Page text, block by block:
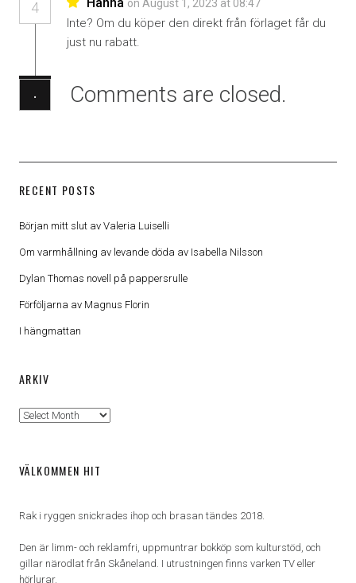
4 on August 1, 2023 at 08:47
Inte? Om du köper den direkt från förlaget får du
just nu rabatt.
· Comments are closed.
RECENT POSTS
Början mitt slut av Valeria Luiselli
Om varmhållning av levande döda av Isabella Nilsson
Dylan Thomas novell på pappersrulle
Förföljarna av Magnus Florin
I hängmattan
ARKIV
Arkiv
VÄLKOMMEN HIT
Rak i ryggen snickrades ihop och brasan tändes 2018.
Den är limm- och reklamfri, uppmuntrar bokköp som kulturstöd, och
gillar närodlat från Skåneland. I utrustningen finns varken TV eller
hörlurar.